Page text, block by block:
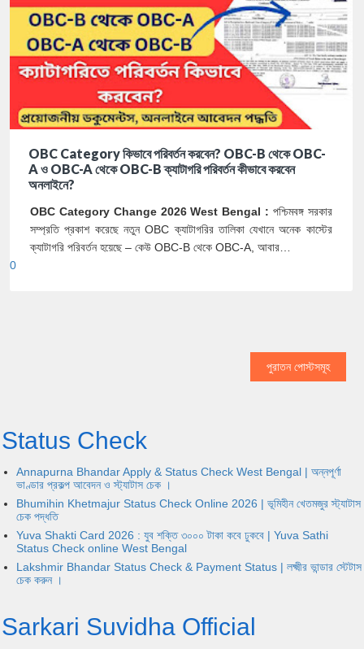
OBC Category কিভাবে পরিবর্তন করবেন? OBC-B থেকে OBC-
A ও OBC-A থেকে OBC-B ক্যাটাগরি পরিবর্তন কীভাবে করবেন
অনলাইনে?
OBC Category Change 2026 West Bengal : পশ্চিমবঙ্গ সরকার
সম্প্রতি প্রকাশ করেছে নতুন OBC ক্যাটাগরির তালিকা যেখানে অনেক কাস্টের
ক্যাটাগরি পরিবর্তন হয়েছে – কেউ OBC-B থেকে OBC-A, আবার…
0
পুরাতন পোস্টসমূহ
Status Check
Annapurna Bhandar Apply & Status Check West Bengal | অন্নপূর্ণা
ভাণ্ডার প্রকল্প আবেদন ও স্ট্যাটাস চেক ।
Bhumihin Khetmajur Status Check Online 2026 | ভূমিহীন খেতমজুর স্ট্যাটাস
চেক পদ্ধতি
Yuva Shakti Card 2026 : যুব শক্তি ৩০০০ টাকা কবে ঢুকবে | Yuva Sathi
Status Check online West Bengal
Lakshmir Bhandar Status Check & Payment Status | লক্ষ্মীর ভান্ডার স্টেটাস
চেক করুন ।
Sarkari Suvidha Official